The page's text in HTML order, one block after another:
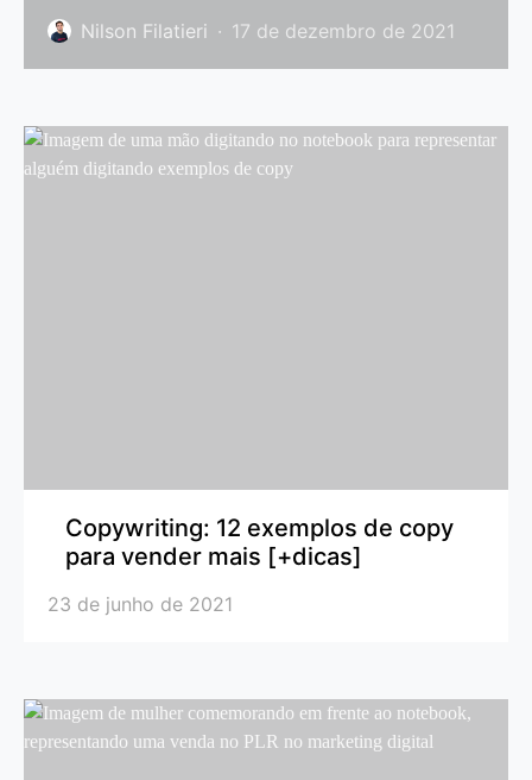
Nilson Filatieri 17 de dezembro de 2021
Copywriting: 12 exemplos de copy
para vender mais [+dicas]
23 de junho de 2021